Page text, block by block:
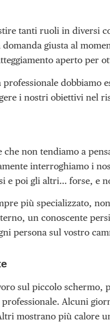
tanti ruoli in diversi
giusta al
aperto per
dobbiamo
i nostri obiettivi nel
che non tendiamo a
interroghiamo i
e poi gli altri… forse, e
più specializzato,
un conoscente
persona sul vostro
sul piccolo schermo,
Alcuni
mostrano più calore